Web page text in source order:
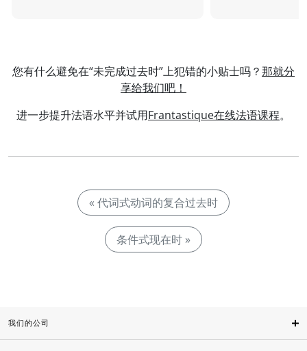
您有什么避免在“未完成过去时”上犯错的小贴士吗？那就分
享给我们吧！
进一步提升法语水平并试用Frantastique在线法语课程。
« 代词式动词的复合过去时
条件式现在时 »
我们的公司